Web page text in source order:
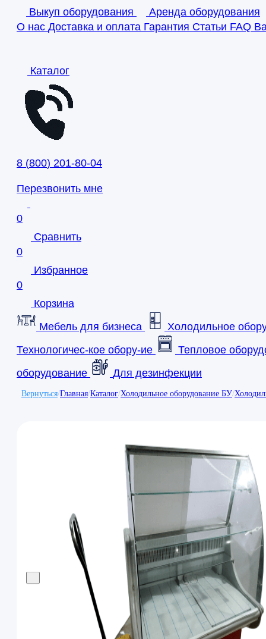
Выкуп оборудования
Аренда оборудования
О нас Доставка и оплата Гарантия Статьи FAQ
Каталог
8 (800) 201-80-04
Перезвонить мне
0
Сравнить
0
Избранное
0
Корзина
Мебель для бизнеса
Холодильное
Технологичес-кое обору-ие
Тепловое
оборудование
Для дезинфекции
Вернуться/Главная/Каталог/Холодильное оборудование БУ/